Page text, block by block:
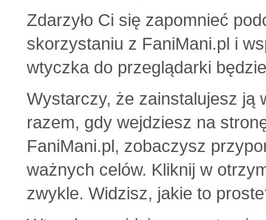
Zdarzyło Ci się zapomnieć
skorzystaniu z FaniMani.pl i
wtyczka do przeglądarki
Wystarczy, że zainstalujesz ją
razem, gdy wejdziesz na
FaniMani.pl, zobaczysz
ważnych celów. Kliknij w
zwykle. Widzisz, jakie to